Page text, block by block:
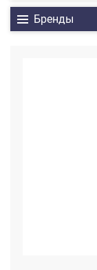
Бренды